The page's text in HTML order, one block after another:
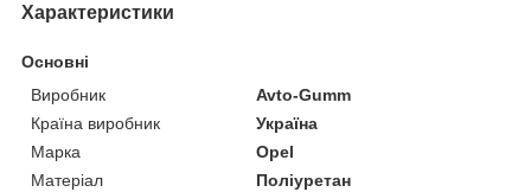
Характеристики
Основні
Виробник
Avto-Gumm
Країна виробник
Україна
Марка
Opel
Матеріал
Поліуретан